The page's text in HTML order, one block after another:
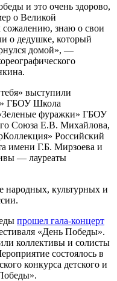
и это очень здорово,
о Великой
знаю о свои
о дедушке, который
домой», —
выступили
ГБОУ Школа
фуражки» ГБОУ
Союза Е.В. Михайлова,
Российский
имени Г.Б. Мирзоева и
— лауреаты
народных, культурных и
прошел гала-концерт
«День Победы».
коллективы и солисты
состоялось в
конкурса детского и